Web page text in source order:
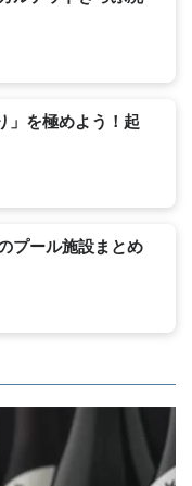
」を極めよう！起
プール施設まとめ